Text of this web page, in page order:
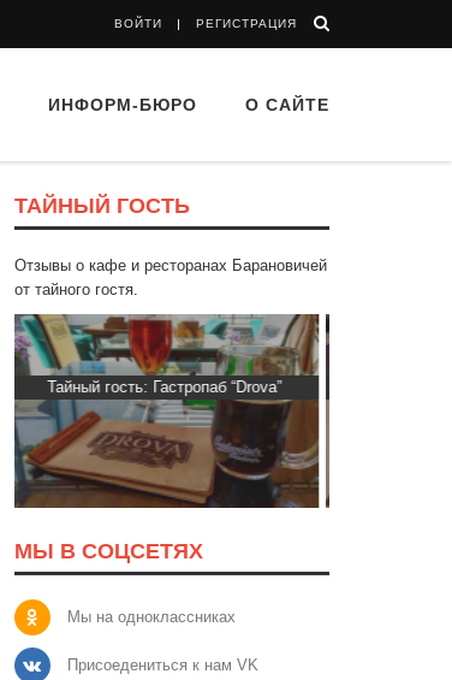
ВОЙТИ РЕГИСТРАЦИЯ
ИНФОРМ-БЮРО О САЙТЕ
ТАЙНЫЙ ГОСТЬ
Отзывы о кафе и ресторанах Барановичей
от тайного гостя.
Тайный гость: Кафе "Grand Buffet"
МЫ В СОЦСЕТЯХ
Мы на одноклассниках
Присоедениться к нам VK